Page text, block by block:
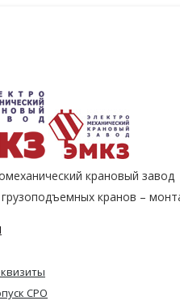
крановый завод
кранов –
СРО